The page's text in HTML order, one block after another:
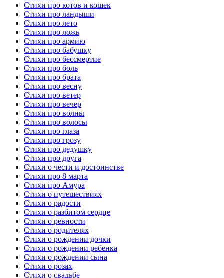
Стихи про котов и кошек
Стихи про ландыши
Стихи про лето
Стихи про ложь
Стихи про армию
Стихи про бабушку
Стихи про бессмертие
Стихи про боль
Стихи про брата
Стихи про весну
Стихи про ветер
Стихи про вечер
Стихи про волны
Стихи про волосы
Стихи про глаза
Стихи про грозу
Стихи про дедушку
Стихи про друга
Стихи о чести и достоинстве
Стихи про 8 марта
Стихи про Амура
Стихи о путешествиях
Стихи о радости
Стихи о разбитом сердце
Стихи о ревности
Стихи о родителях
Стихи о рождении дочки
Стихи о рождении ребенка
Стихи о рождении сына
Стихи о розах
Стихи о свадьбе